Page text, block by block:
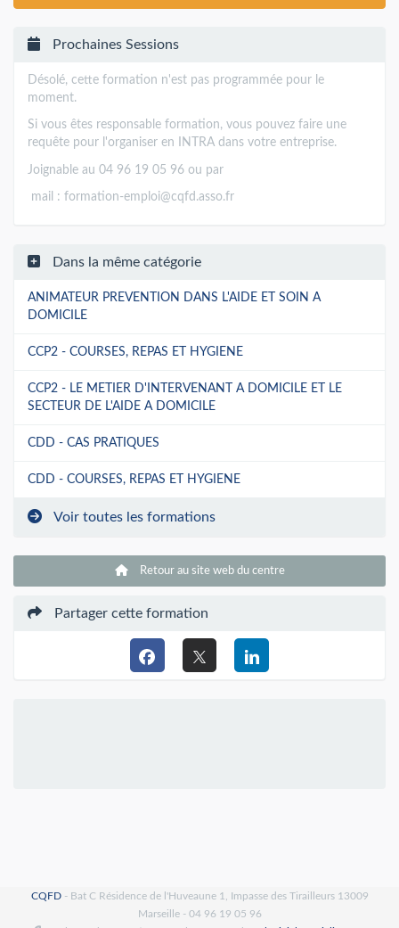
Prochaines Sessions
Désolé, cette formation n'est pas programmée pour le
moment.
Si vous êtes responsable formation, vous pouvez faire une
requête pour l'organiser en INTRA dans votre entreprise.
Joignable au 04 96 19 05 96 ou par
mail : formation-emploi@cqfd.asso.fr
Dans la même catégorie
ANIMATEUR PREVENTION DANS L'AIDE ET SOIN A
DOMICILE
CCP2 - COURSES, REPAS ET HYGIENE
CCP2 - LE METIER D'INTERVENANT A DOMICILE ET LE
SECTEUR DE L'AIDE A DOMICILE
CDD - CAS PRATIQUES
CDD - COURSES, REPAS ET HYGIENE
Voir toutes les formations
Retour au site web du centre
Partager cette formation
CQFD- Bat C Résidence de l'Huveaune 1, Impasse des Tirailleurs 13009
Marseille - 04 96 19 05 96